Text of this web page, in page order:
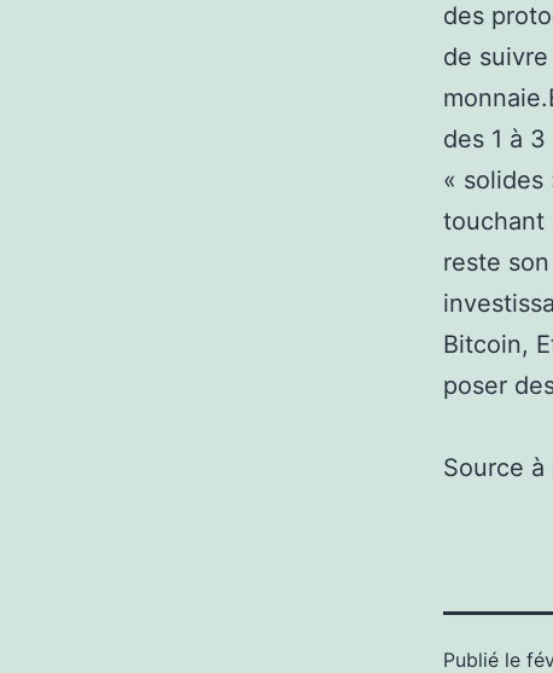
des
de
des 1 à
« solides
touchant
reste
Bitcoin,
poser
Source à
Publié le